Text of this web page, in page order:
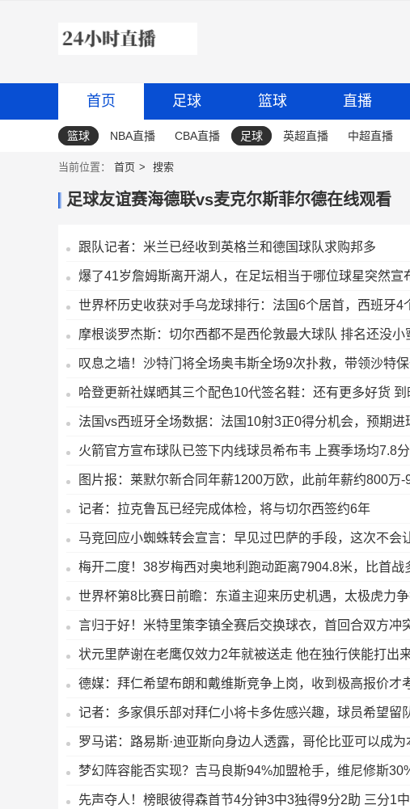
首页 足球 篮球 直播
篮球 NBA直播 CBA直播 足球 英超直播 中超直播
当前位置： 首页 搜索
足球友谊赛海德联vs麦克尔斯菲尔德在线观看
跟队记者：米兰已经收到英格兰和德国球队求购邦多
爆了41岁詹姆斯离开湖人，在足坛相当于哪位球星突然宣
世界杯历史收获对手乌龙球排行：法国6个居首，西班牙4
摩根谈罗杰斯：切尔西都不是西伦敦最大球队 排名还没小
叹息之墙！沙特门将全场奥韦斯全场9次扑救，带领沙特
哈登更新社媒晒其三个配色10代签名鞋：还有更多好货 到
法国vs西班牙全场数据：法国10射3正0得分机会，预期进
火箭官方宣布球队已签下内线球员希布韦 上赛季场均7.8
图片报：莱默尔新合同年薪1200万欧，此前年薪约800万-
记者：拉克鲁瓦已经完成体检，将与切尔西签约6年
马竞回应小蜘蛛转会宣言：早见过巴萨的手段，这次不会
梅开二度！38岁梅西对奥地利跑动距离7904.8米，比首战
世界杯第8比赛日前瞻：东道主迎来历史机遇，太极虎力
言归于好！米特里策李镇全赛后交换球衣，首回合双方冲
状元里萨谢在老鹰仅效力2年就被送走 他在独行侠能打出来
德媒：拜仁希望布朗和戴维斯竞争上岗，收到极高报价才
记者：多家俱乐部对拜仁小将卡多佐感兴趣，球员希望留
罗马诺：路易斯·迪亚斯向身边人透露，哥伦比亚可以成为
梦幻阵容能否实现？吉马良斯94%加盟枪手，维尼修斯
先声夺人！榜眼彼得森首节4分钟3中3独得9分2助 三分1